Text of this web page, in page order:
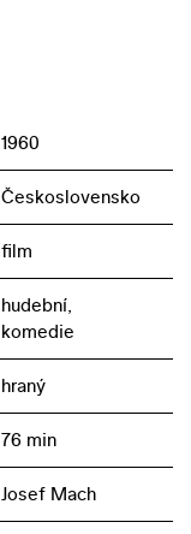
1960
Československo
film
hudební,
komedie
hraný
76 min
Josef Mach